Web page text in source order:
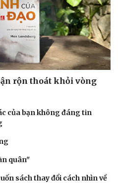
rộn thoát khỏi vòng
của bạn không đáng tin
quân"
sách thay đổi cách nhìn về